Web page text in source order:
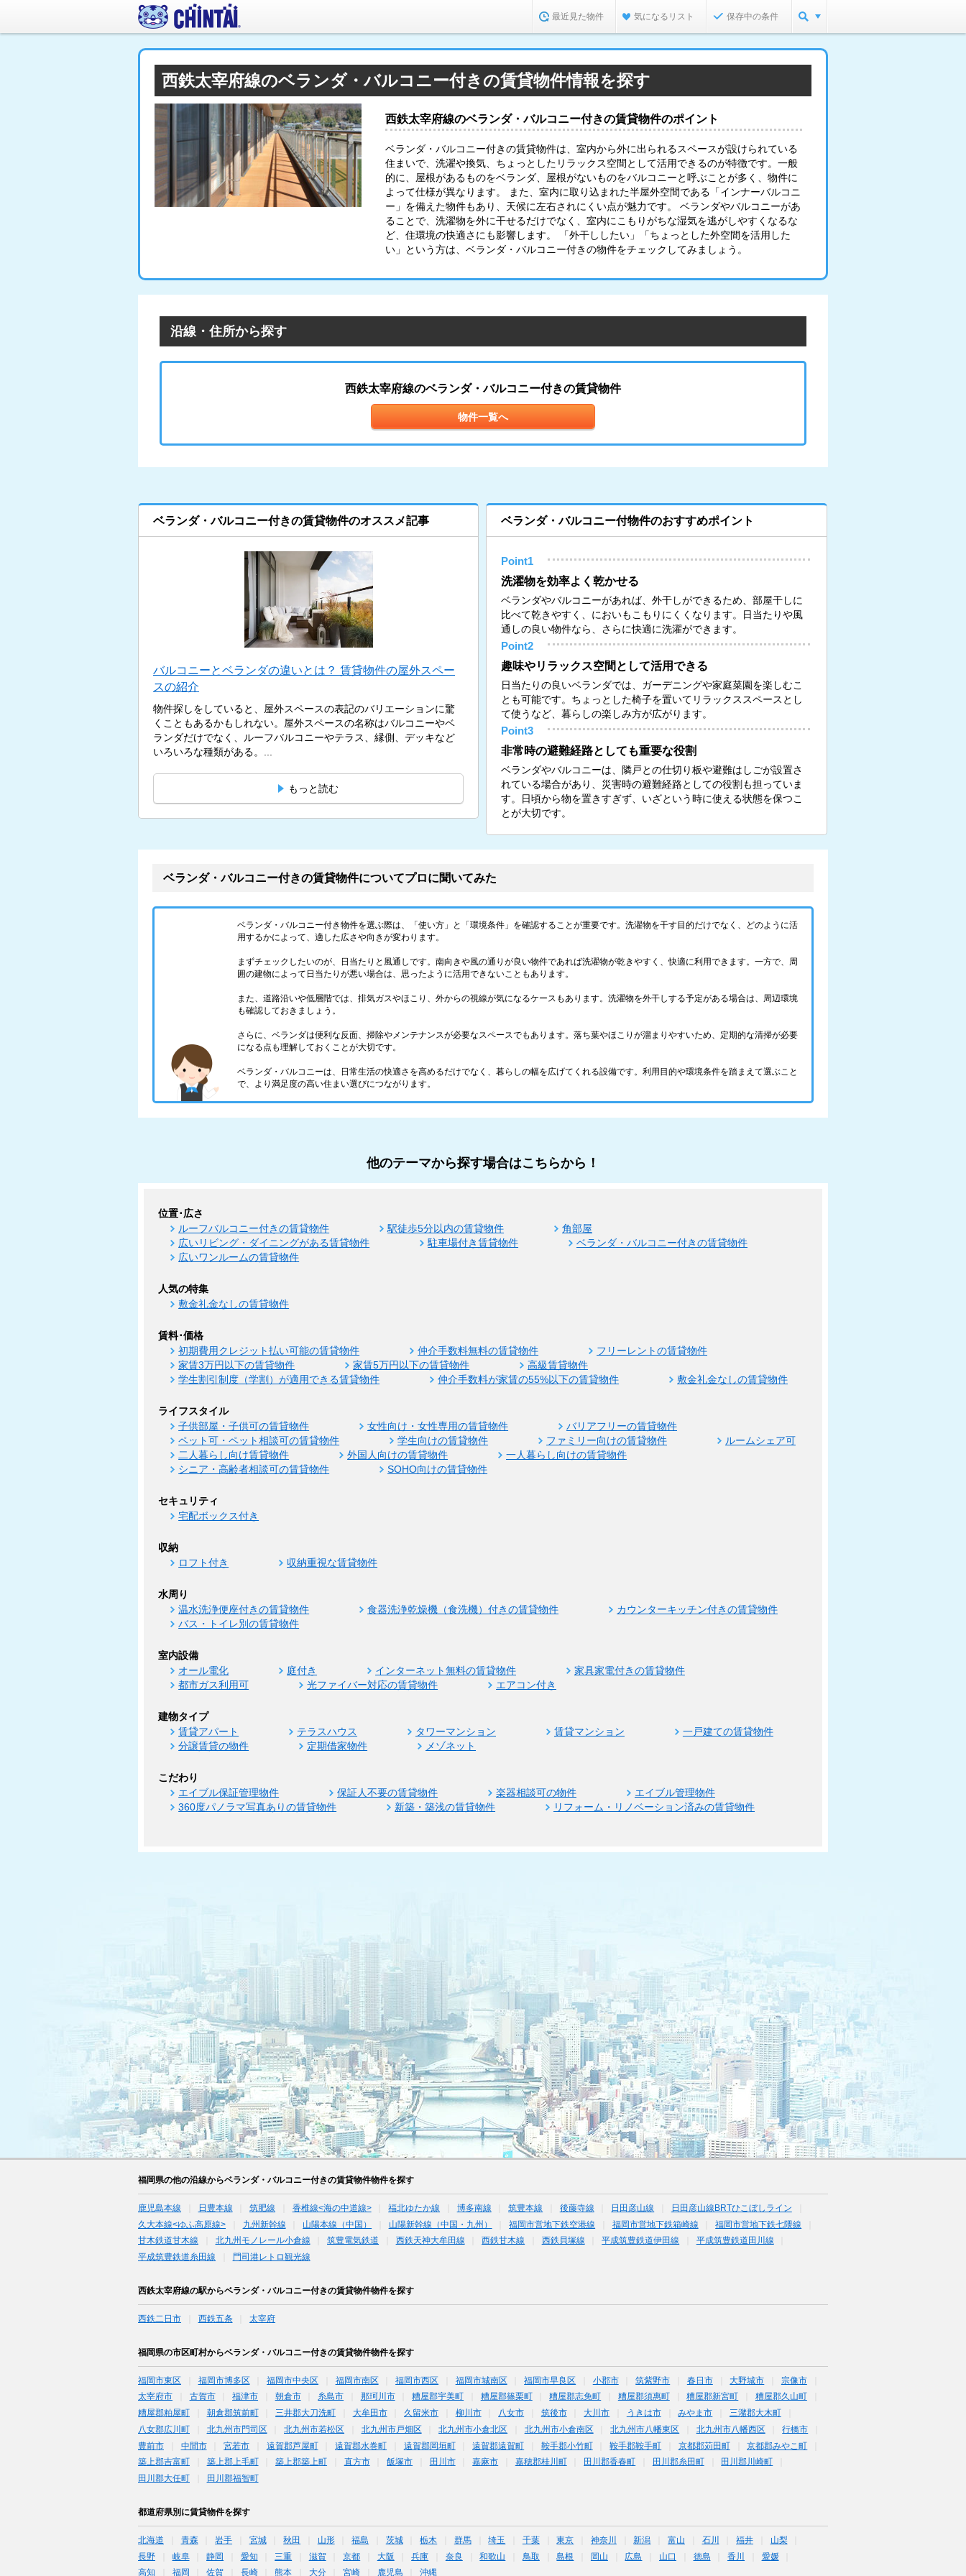
最近見た物件 気になるリスト 保存中の条件
西鉄太宰府線のベランダ・バルコニー付きの賃貸物件情報を探す
西鉄太宰府線のベランダ・バルコニー付きの賃貸物件のポイント
ベランダ・バルコニー付きの賃貸物件は、室内から外に出られるスペースが設けられている
住まいで、洗濯や換気、ちょっとしたリラックス空間として活用できるのが特徴です。一般
的に、屋根があるものをベランダ、屋根がないものをバルコニーと呼ぶことが多く、物件に
よって仕様が異なります。 また、室内に取り込まれた半屋外空間である「インナーバルコニ
ー」を備えた物件もあり、天候に左右されにくい点が魅力です。 ベランダやバルコニーがあ
ることで、洗濯物を外に干せるだけでなく、室内にこもりがちな湿気を逃がしやすくなるな
ど、住環境の快適さにも影響します。 「外干ししたい」「ちょっとした外空間を活用した
い」という方は、ベランダ・バルコニー付きの物件をチェックしてみましょう。
沿線・住所から探す
西鉄太宰府線のベランダ・バルコニー付きの賃貸物件
物件一覧へ
ベランダ・バルコニー付きの賃貸物件のオススメ記事
バルコニーとベランダの違いとは？ 賃貸物件の屋外スペー
スの紹介
物件探しをしていると、屋外スペースの表記のバリエーションに驚
くこともあるかもしれない。屋外スペースの名称はバルコニーやベ
ランダだけでなく、ルーフバルコニーやテラス、縁側、デッキなど
いろいろな種類がある。...
もっと読む
ベランダ・バルコニー付物件のおすすめポイント
Point1
洗濯物を効率よく乾かせる
ベランダやバルコニーがあれば、外干しができるため、部屋干しに
比べて乾きやすく、においもこもりにくくなります。日当たりや風
通しの良い物件なら、さらに快適に洗濯ができます。
Point2
趣味やリラックス空間として活用できる
日当たりの良いベランダでは、ガーデニングや家庭菜園を楽しむこ
とも可能です。ちょっとした椅子を置いてリラックススペースとし
て使うなど、暮らしの楽しみ方が広がります。
Point3
非常時の避難経路としても重要な役割
ベランダやバルコニーは、隣戸との仕切り板や避難はしごが設置さ
れている場合があり、災害時の避難経路としての役割も担っていま
す。日頃から物を置きすぎず、いざという時に使える状態を保つこ
とが大切です。
ベランダ・バルコニー付きの賃貸物件についてプロに聞いてみた
ベランダ・バルコニー付き物件を選ぶ際は、「使い方」と「環境条件」を確認することが重要です。洗濯物を干す目的だけでなく、どのように活
用するかによって、適した広さや向きが変わります。
まずチェックしたいのが、日当たりと風通しです。南向きや風の通りが良い物件であれば洗濯物が乾きやすく、快適に利用できます。一方で、周
囲の建物によって日当たりが悪い場合は、思ったように活用できないこともあります。
また、道路沿いや低層階では、排気ガスやほこり、外からの視線が気になるケースもあります。洗濯物を外干しする予定がある場合は、周辺環境
も確認しておきましょう。
さらに、ベランダは便利な反面、掃除やメンテナンスが必要なスペースでもあります。落ち葉やほこりが溜まりやすいため、定期的な清掃が必要
になる点も理解しておくことが大切です。
ベランダ・バルコニーは、日常生活の快適さを高めるだけでなく、暮らしの幅を広げてくれる設備です。利用目的や環境条件を踏まえて選ぶこと
で、より満足度の高い住まい選びにつながります。
他のテーマから探す場合はこちらから！
位置･広さ
ルーフバルコニー付きの賃貸物件 駅徒歩5分以内の賃貸物件
角部屋
広いリビング・ダイニングがある賃貸物件
駐車場付き賃貸物件
ベランダ・バルコニー付きの賃貸物件
広いワンルームの賃貸物件
人気の特集
敷金礼金なしの賃貸物件
賃料･価格
初期費用クレジット払い可能の賃貸物件 仲介手数料無料の賃貸物件
フリーレントの賃貸物件
家賃3万円以下の賃貸物件
家賃5万円以下の賃貸物件
高級賃貸物件
学生割引制度（学割）が適用できる賃貸物件
仲介手数料が家賃の55%以下の賃貸物件 敷金礼金なしの賃貸物件
ライフスタイル
子供部屋・子供可の賃貸物件 女性向け・女性専用の賃貸物件
バリアフリーの賃貸物件
ペット可・ペット相談可の賃貸物件
学生向けの賃貸物件 ファミリー向けの賃貸物件
ルームシェア可
二人暮らし向け賃貸物件
外国人向けの賃貸物件
一人暮らし向けの賃貸物件
シニア・高齢者相談可の賃貸物件
SOHO向けの賃貸物件
セキュリティ
宅配ボックス付き
収納
ロフト付き 収納重視な賃貸物件
水周り
温水洗浄便座付きの賃貸物件 食器洗浄乾燥機（食洗機）付きの賃貸物件
カウンターキッチン付きの賃貸物件
バス・トイレ別の賃貸物件
室内設備
オール電化 庭付き インターネット無料の賃貸物件
家具家電付きの賃貸物件
都市ガス利用可
光ファイバー対応の賃貸物件 エアコン付き
建物タイプ
賃貸アパート テラスハウス タワーマンション 賃貸マンション
一戸建ての賃貸物件
分譲賃貸の物件
定期借家物件 メゾネット
こだわり
エイブル保証管理物件 保証人不要の賃貸物件 楽器相談可の物件
エイブル管理物件
360度パノラマ写真ありの賃貸物件
新築・築浅の賃貸物件 リフォーム・リノベーション済みの賃貸物件
福岡県の他の沿線からベランダ・バルコニー付きの賃貸物件物件を探す
鹿児島本線 日豊本線 筑肥線 香椎線<海の中道線> 福北ゆたか線 博多南線 筑豊本線 後藤寺線 日田彦山線
日田彦山線BRTひこぼしライン
久大本線<ゆふ高原線>
九州新幹線 山陽本線（中国） 山陽新幹線（中国・九州） 福岡市営地下鉄空港線 福岡市営地下鉄箱崎線
福岡市営地下鉄七隈線
甘木鉄道甘木線
北九州モノレール小倉線 筑豊電気鉄道 西鉄天神大牟田線 西鉄甘木線 西鉄貝塚線 平成筑豊鉄道伊田線
平成筑豊鉄道田川線
平成筑豊鉄道糸田線
門司港レトロ観光線
西鉄太宰府線の駅からベランダ・バルコニー付きの賃貸物件物件を探す
西鉄二日市 西鉄五条 太宰府
福岡県の市区町村からベランダ・バルコニー付きの賃貸物件物件を探す
福岡市東区 福岡市博多区 福岡市中央区 福岡市南区 福岡市西区 福岡市城南区 福岡市早良区 小郡市 筑紫野市 春日市 大野城市
宗像市
太宰府市
古賀市 福津市 朝倉市 糸島市 那珂川市 糟屋郡宇美町 糟屋郡篠栗町 糟屋郡志免町 糟屋郡須惠町 糟屋郡新宮町
糟屋郡久山町
糟屋郡粕屋町
朝倉郡筑前町 三井郡大刀洗町 大牟田市 久留米市 柳川市 八女市 筑後市 大川市 うきは市 みやま市
三潴郡大木町
八女郡広川町
北九州市門司区 北九州市若松区 北九州市戸畑区 北九州市小倉北区 北九州市小倉南区 北九州市八幡東区 北九州市八幡西区
行橋市
豊前市
中間市 宮若市 遠賀郡芦屋町 遠賀郡水巻町 遠賀郡岡垣町 遠賀郡遠賀町 鞍手郡小竹町 鞍手郡鞍手町 京都郡苅田町
京都郡みやこ町
築上郡吉富町
築上郡上毛町 築上郡築上町 直方市 飯塚市 田川市 嘉麻市 嘉穂郡桂川町 田川郡香春町 田川郡糸田町
田川郡川崎町
田川郡大任町
田川郡福智町
都道府県別に賃貸物件を探す
北海道 青森 岩手 宮城 秋田 山形 福島 茨城 栃木 群馬 埼玉 千葉 東京 神奈川 新潟 富山 石川 福井
山梨
長野
岐阜 静岡 愛知 三重 滋賀 京都 大阪 兵庫 奈良 和歌山 鳥取 島根 岡山 広島 山口 徳島 香川
愛媛
高知
福岡 佐賀 長崎 熊本 大分 宮崎 鹿児島 沖縄